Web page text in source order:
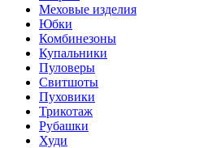
Меховые изделия
Юбки
Комбинезоны
Купальники
Пуловеры
Свитшоты
Пуховики
Трикотаж
Рубашки
Худи